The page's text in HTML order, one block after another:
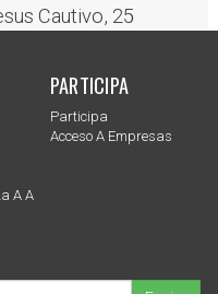
Cautivo, 25
A A
PARTICIPA
Participa
Acceso A Empresas